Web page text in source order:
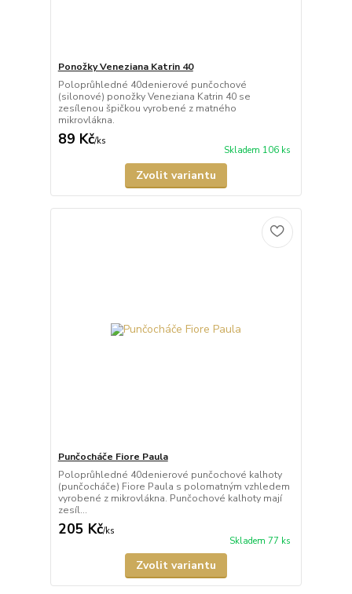
Ponožky Veneziana Katrin 40
Poloprůhledné 40denierové punčochové
(silonové) ponožky Veneziana Katrin 40 se
zesílenou špičkou vyrobené z matného
mikrovlákna.
89 Kč/ks
Skladem 106 ks
Zvolit variantu
Punčocháče Fiore Paula
Poloprůhledné 40denierové punčochové kalhoty
(punčocháče) Fiore Paula s polomatným vzhledem
vyrobené z mikrovlákna. Punčochové kalhoty mají
zesíl...
205 Kč/ks
Skladem 77 ks
Zvolit variantu